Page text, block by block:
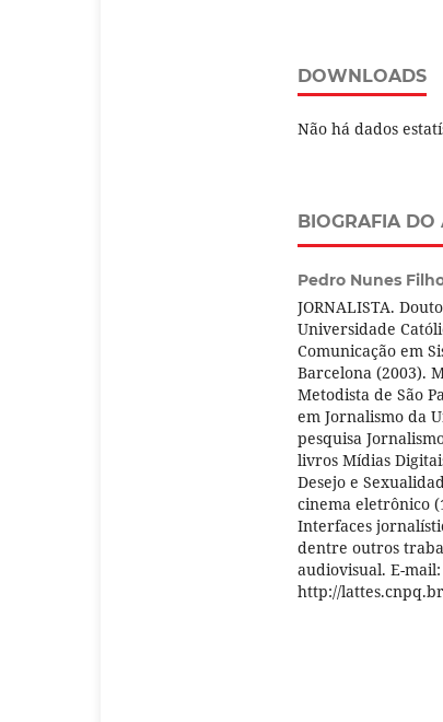
DOWNLOADS
Não há dados
BIOGRAFIA DO
Pedro Nunes
JORNALISTA.
Universidade
Comunicação em
Barcelona (2003).
Metodista de São
em Jornalismo da
pesquisa
livros Mídias
Desejo e
cinema eletrônico
Interfaces
dentre outros
audiovisual. E-
http://